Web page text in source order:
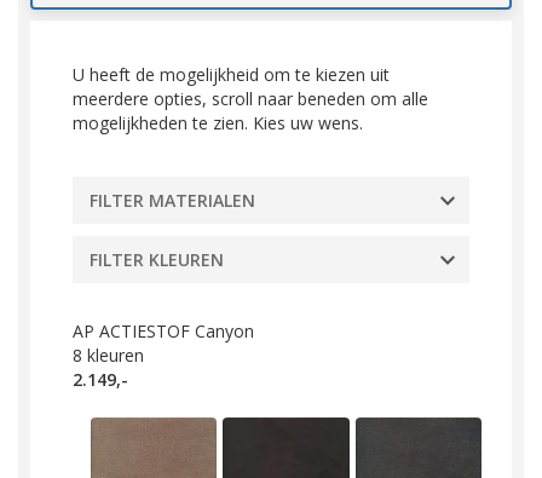
U heeft de mogelijkheid om te kiezen uit
meerdere opties, scroll naar beneden om alle
mogelijkheden te zien. Kies uw wens.
FILTER MATERIALEN
FILTER KLEUREN
AP ACTIESTOF Canyon
8 kleuren
2.149,-